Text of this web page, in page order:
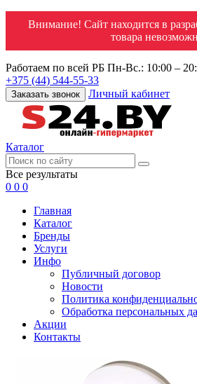
Внимание! Сайт находится в
товара
Работаем по всей РБ Пн-Вс.: 10:00 –
+375 (44) 544-55-33
Заказать звонок Личный кабинет
Каталог
Все результаты
0 0 0
Главная
Каталог
Бренды
Услуги
Инфо
Публичный договор
Новости
Политика
Обработка персональных
Акции
Контакты